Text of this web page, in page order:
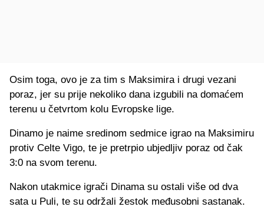
Osim toga, ovo je za tim s Maksimira i drugi vezani
poraz, jer su prije nekoliko dana izgubili na domaćem
terenu u četvrtom kolu Evropske lige.
Dinamo je naime sredinom sedmice igrao na Maksimiru
protiv Celte Vigo, te je pretrpio ubjedljiv poraz od čak
3:0 na svom terenu.
Nakon utakmice igrači Dinama su ostali više od dva
sata u Puli, te su održali žestok međusobni sastanak.